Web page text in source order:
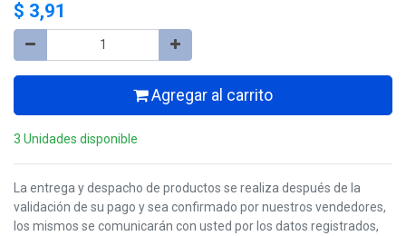
$ 3,91
Agregar al carrito
3 Unidades disponible
La entrega y despacho de productos se realiza después de la
validación de su pago y sea confirmado por nuestros vendedores,
los mismos se comunicarán con usted por los datos registrados,